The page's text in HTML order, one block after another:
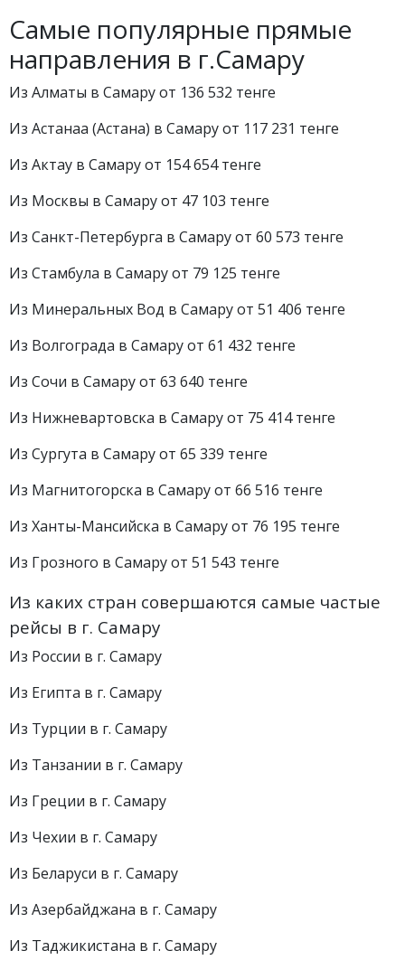
Самые популярные прямые
направления в г.Самару
Из Алматы в Самару от 136 532 тенге
Из Астанаа (Астана) в Самару от 117 231 тенге
Из Актау в Самару от 154 654 тенге
Из Москвы в Самару от 47 103 тенге
Из Санкт-Петербурга в Самару от 60 573 тенге
Из Стамбула в Самару от 79 125 тенге
Из Минеральных Вод в Самару от 51 406 тенге
Из Волгограда в Самару от 61 432 тенге
Из Сочи в Самару от 63 640 тенге
Из Нижневартовска в Самару от 75 414 тенге
Из Сургута в Самару от 65 339 тенге
Из Магнитогорска в Самару от 66 516 тенге
Из Ханты-Мансийска в Самару от 76 195 тенге
Из Грозного в Самару от 51 543 тенге
Из каких стран совершаются самые частые
рейсы в г. Самару
Из России в г. Самару
Из Египта в г. Самару
Из Турции в г. Самару
Из Танзании в г. Самару
Из Греции в г. Самару
Из Чехии в г. Самару
Из Беларуси в г. Самару
Из Азербайджана в г. Самару
Из Таджикистана в г. Самару